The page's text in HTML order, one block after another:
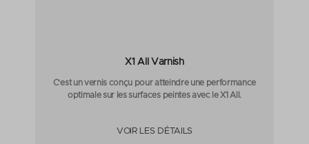
X1 All Varnish
C'est un vernis conçu pour atteindre une performance
optimale sur les surfaces peintes avec le X1 All.
VOIR LES DÉTAILS